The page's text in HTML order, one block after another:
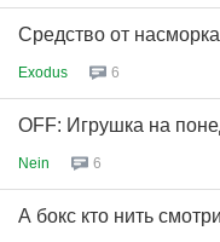
Средство от
Exodus 6
OFF: Игрушка на
Nein 6
А бокс кто нить